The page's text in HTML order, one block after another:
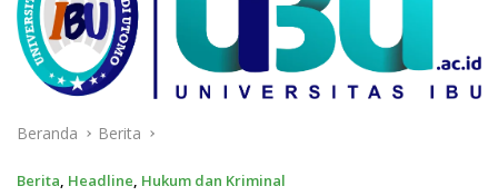
Beranda Berita
Berita, Headline, Hukum dan Kriminal